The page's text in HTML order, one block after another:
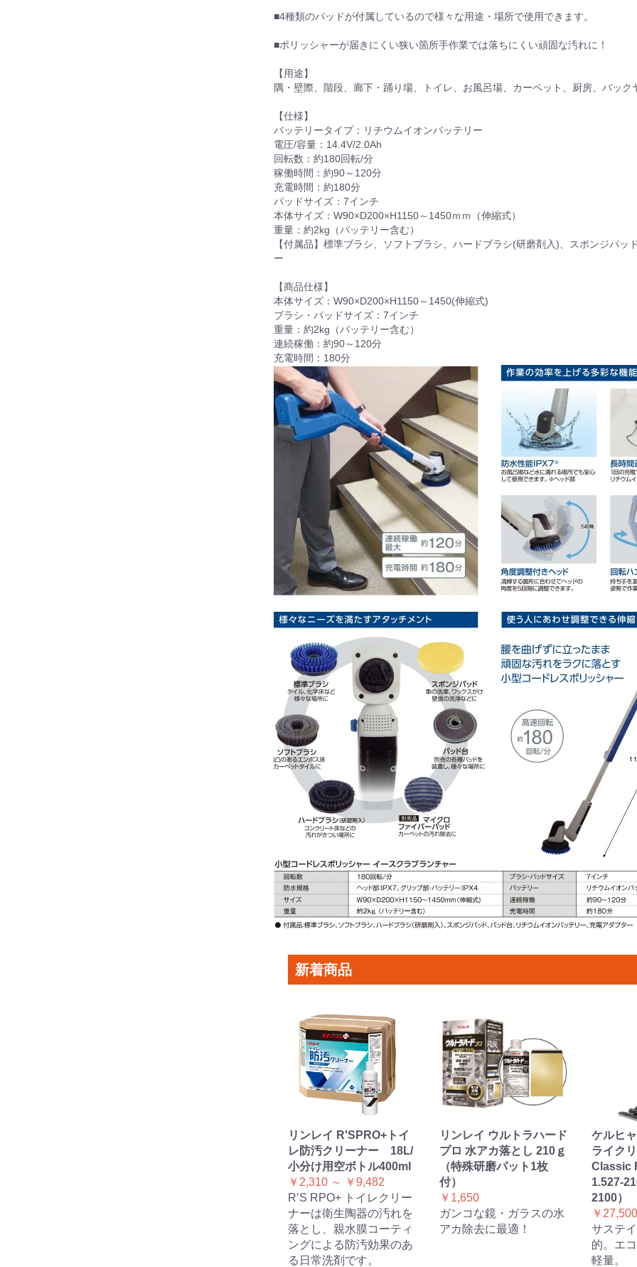
■4種類のパッドが付属しているので様々な用途・場所で使用できます。
■ポリッシャーが届きにくい狭い箇所手作業では落ちにくい頑固な汚れに！
【用途】
隅・壁際、階段、廊下・踊り場、トイレ、お風呂場、カーペット、厨房、バック
【仕様】
バッテリータイプ：リチウムイオンバッテリー
電圧/容量：14.4V/2.0Ah
回転数：約180回転/分
稼働時間：約90～120分
充電時間：約180分
パッドサイズ：7インチ
本体サイズ：W90×D200×H1150～1450ｍｍ（伸縮式）
重量：約2kg（バッテリー含む）
【付属品】標準ブラシ、ソフトブラシ、ハードブラシ(研磨剤入)、スポンジパ
ー
【商品仕様】
本体サイズ：W90×D200×H1150～1450(伸縮式)
ブラシ・パッドサイズ：7インチ
重量：約2kg（バッテリー含む）
連続稼働：約90～120分
充電時間：180分
新着商品
リンレイ R'SPRO+トイ
レ防汚クリーナー 18L/
小分け用空ボトル400ml
￥2,310 ～ ￥9,482
R’S RPO+ トイレクリー
ナーは衛生陶器の汚れを
落とし、親水膜コーティ
ングによる防汚効果のあ
る日常洗剤です。
リンレイ ウルトラハード
プロ 水アカ落とし 210ｇ
（特殊研磨パット1枚
付）
￥1,650
ガンコな鏡・ガラスの水
アカ除去に最適！
ケルヒ
ライク
Classic
1.527-
2100）
￥27,500
サステ
的。エ
軽量。